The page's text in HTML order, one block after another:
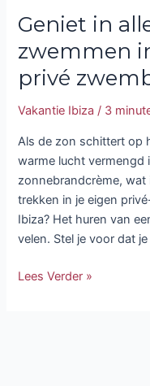
Geniet in
zwemmen
privé
Vakantie Ibiza / 3
Als de zon schittert op
warme lucht vermengd
zonnebrandcrème, wat
trekken in je eigen
Ibiza? Het huren van
velen. Stel je voor dat
zwembaden
Lees Verder »